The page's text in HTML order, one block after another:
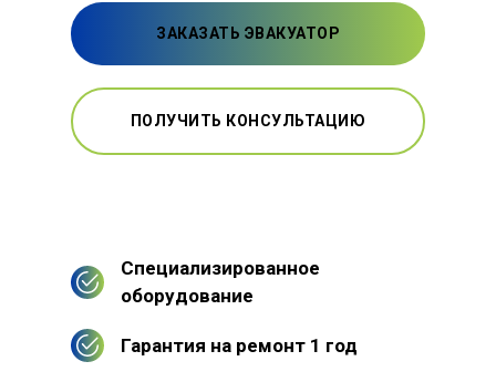
ЗАКАЗАТЬ ЭВАКУАТОР
ПОЛУЧИТЬ КОНСУЛЬТАЦИЮ
Специализированное
оборудование
Гарантия на ремонт 1 год